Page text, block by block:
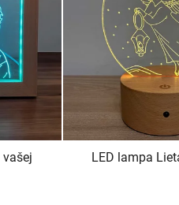
LED lampa